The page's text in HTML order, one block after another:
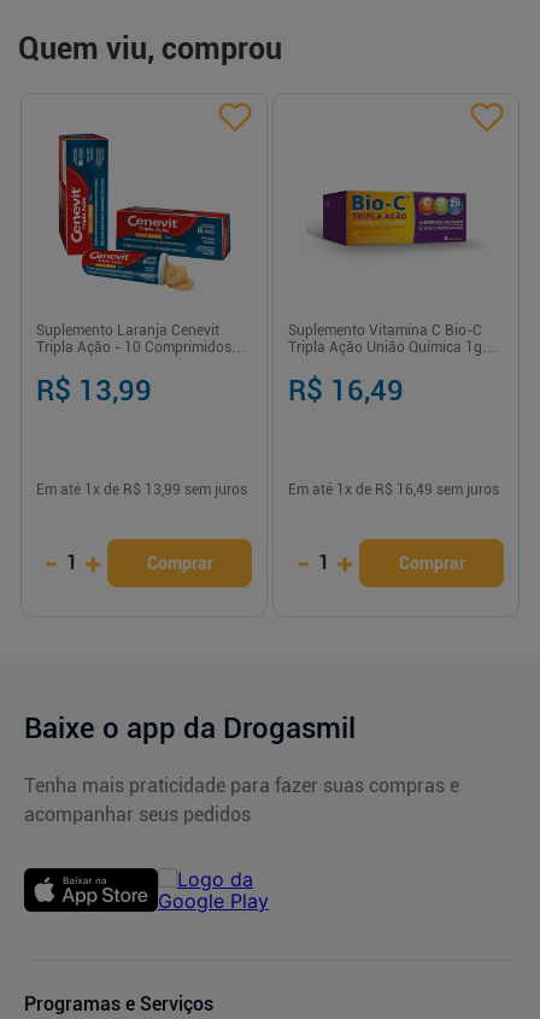
Quem viu, comprou
Suplemento Laranja Cenevit
Tripla Ação - 10 Comprimidos
R$ 13,99
Em até 1 x de R$ 13,99 sem juros
- 1 + Comprar
Suplemento Vitamina C Bio-C
Tripla Ação União Química 1g
Unidades
R$ 16,49
Em até 1 x de R$ 16,49 sem juros
- 1 + Comprar
Baixe o app da Drogasmil
Tenha mais praticidade para fazer suas compras e
acompanhar seus pedidos
Programas e Serviços